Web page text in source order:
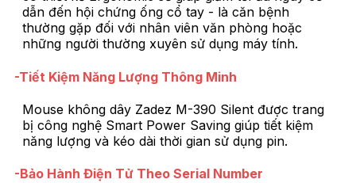
dẫn đến hội chứng ống cổ tay - là căn bệnh
thường gặp đối với nhân viên văn phòng hoặc
những người thường xuyên sử dụng máy tính.
-Tiết Kiệm Năng Lượng Thông Minh
Mouse không dây Zadez M-390 Silent được trang
bị công nghệ Smart Power Saving giúp tiết kiệm
năng lượng và kéo dài thời gian sử dụng pin.
-Bảo Hành Điện Tử Theo Serial Number